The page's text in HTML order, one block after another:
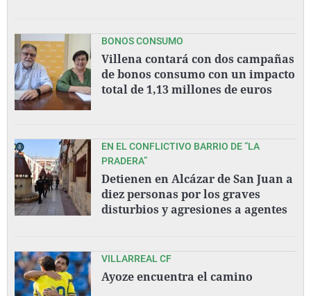
BONOS CONSUMO
Villena contará con dos campañas
de bonos consumo con un impacto
total de 1,13 millones de euros
EN EL CONFLICTIVO BARRIO DE “LA
PRADERA”
Detienen en Alcázar de San Juan a
diez personas por los graves
disturbios y agresiones a agentes
VILLARREAL CF
Ayoze encuentra el camino